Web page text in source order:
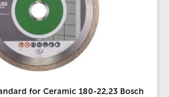
for Ceramic 180-22,23 Bosch